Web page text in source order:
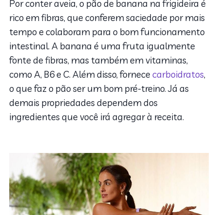
Por conter aveia, o pão de banana na frigideira é
rico em fibras, que conferem saciedade por mais
tempo e colaboram para o bom funcionamento
intestinal. A banana é uma fruta igualmente
fonte de fibras, mas também em vitaminas,
como A, B6 e C. Além disso, fornececarboidratos,
o que faz o pão ser um bom pré-treino. Já as
demais propriedades dependem dos
ingredientes que você irá agregar à receita.